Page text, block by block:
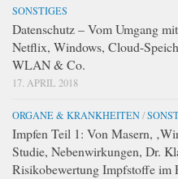
SONSTIGES
Datenschutz – Vom Umgang
Netflix, Windows, Cloud-
WLAN & Co.
17. APRIL 2018
ORGANE & KRANKHEITEN/
Impfen Teil 1: Von Masern,
Studie, Nebenwirkungen, Dr.
Risikobewertung Impfstoffe